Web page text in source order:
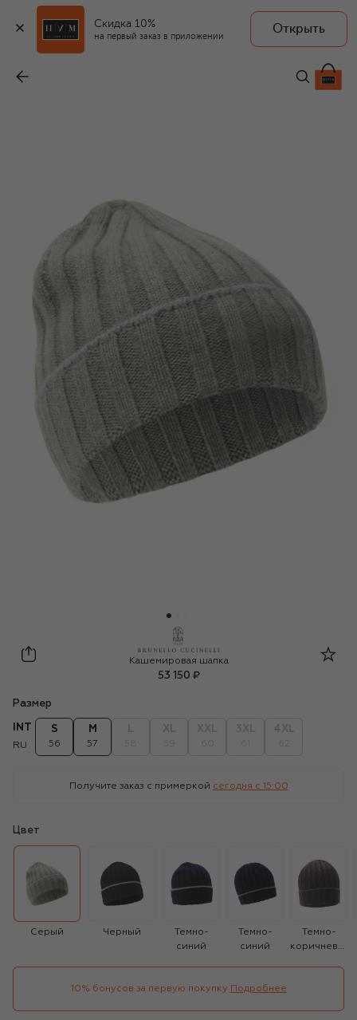
Скидка 10%
на первый заказ в приложении
Открыть
53 150 ₽
Brunello Cucinelli
Кашемировая шапка
53 150 ₽
Размер
INT
RU
S
56
M
57
Получите заказ с примеркой сегодня c 15:00
Цвет
Серый Черный
Темно-
синий
Темно-
синий
Темно-
коричневый
10% бонусов за первую покупку Подробнее